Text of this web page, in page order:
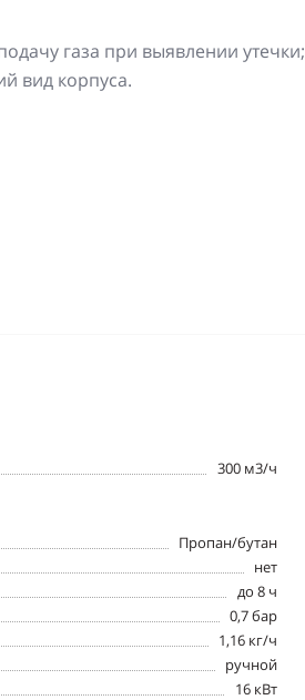
газа при выявлении утечки;
вид корпуса.
300 м3/ч
Пропан/бутан
нет
до 8 ч
0,7 бар
1,16 кг/ч
ручной
16 кВт